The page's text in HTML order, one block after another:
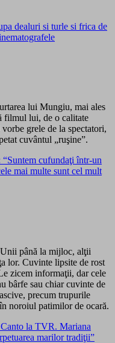
dealuri si turle si frica de
lui Mungiu, mai ales
filmul lui, de o calitate
grele de la spectatori,
cuvântul „ruşine”.
cufundaţi într-un
mai multe sunt cel mult
până la mijloc, alţii
lor. Cuvinte lipsite de rost
zicem informaţii, dar cele
bârfe sau chiar cuvinte de
precum trupurile
noroiul patimilor de ocară.
la TVR. Mariana
marilor tradiţii”